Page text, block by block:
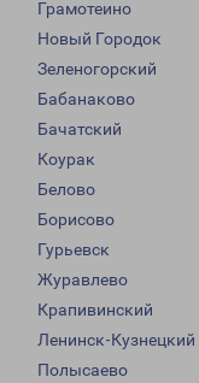
Грамотеино
Новый Городок
Зеленогорский
Бабанаково
Бачатский
Коурак
Белово
Борисово
Гурьевск
Журавлево
Крапивинский
Ленинск-Кузнецкий
Полысаево